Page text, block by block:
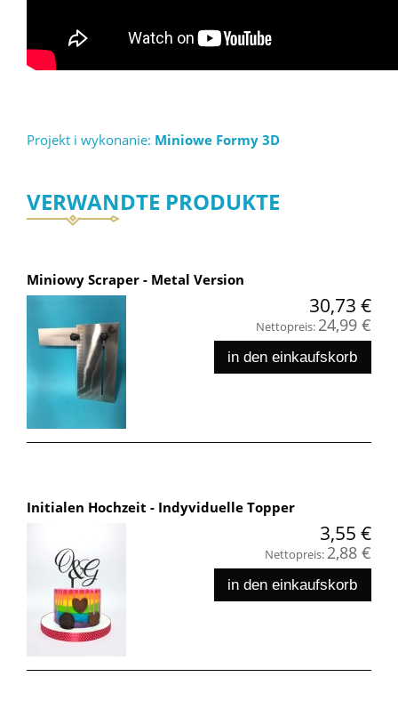
Projekt i wykonanie: Miniowe Formy 3D
VERWANDTE PRODUKTE
Miniowy Scraper - Metal Version
30,73 €
Nettopreis: 24,99 €
in den einkaufskorb
Initialen Hochzeit - Indyviduelle Topper
3,55 €
Nettopreis: 2,88 €
in den einkaufskorb